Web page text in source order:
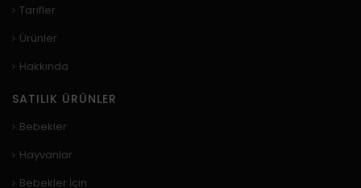
Tarifler
Ürünler
Hakkında
SATILIK ÜRÜNLER
Bebekler
Hayvanlar
Bebekler İçin